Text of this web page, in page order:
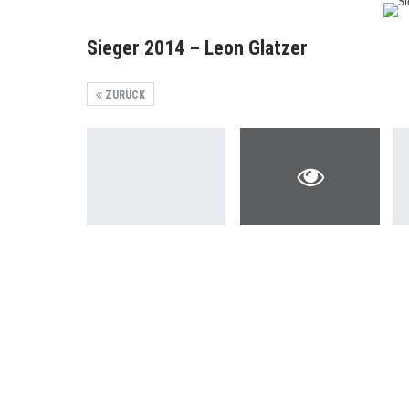
Sieger 2014 – Leon Glatzer
ZURÜCK